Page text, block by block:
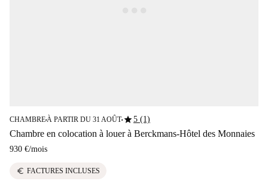
CHAMBRE■À PARTIR DU 31 AOÛT■star5 (1)
Chambre en colocation à louer à Berckmans-Hôtel des Monnaies
930 €/mois
euro FACTURES INCLUSES